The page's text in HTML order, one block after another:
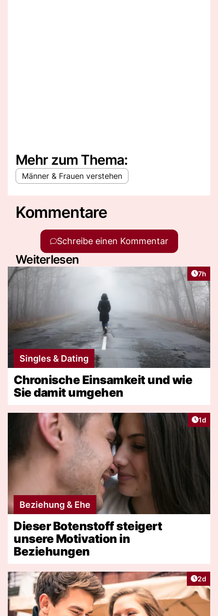
Mehr zum Thema:
Männer & Frauen verstehen
Kommentare
Schreibe einen Kommentar
Weiterlesen
7h
Singles & Dating
Chronische Einsamkeit und wie
Sie damit umgehen
1d
Beziehung & Ehe
Dieser Botenstoff steigert
unsere Motivation in
Beziehungen
2d